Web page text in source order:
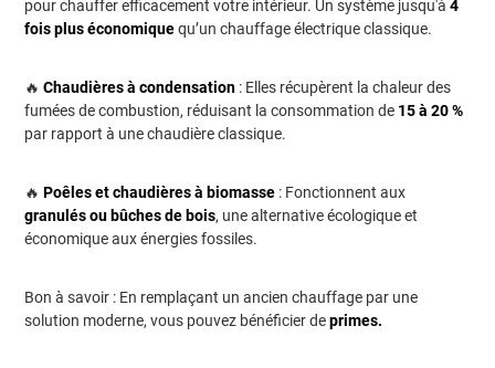
pour chauffer efficacement votre intérieur. Un système jusqu'à4
fois plus économiquequ’un chauffage électrique classique.
🔥Chaudières à condensation : Elles récupèrent la chaleur des
fumées de combustion, réduisant la consommation de 15 à 20 %
par rapport à une chaudière classique.
🔥Poêles et chaudières à biomasse : Fonctionnent aux
granulés ou bûches de bois, une alternative écologique et
économique aux énergies fossiles.
Bon à savoir : En remplaçant un ancien chauffage par une
solution moderne, vous pouvez bénéficier deprimes.